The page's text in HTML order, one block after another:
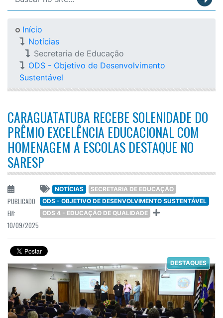
Início
Notícias
Secretaria de Educação
ODS - Objetivo de Desenvolvimento
Sustentável
CARAGUATATUBA RECEBE SOLENIDADE DO
PRÊMIO EXCELÊNCIA EDUCACIONAL COM
HOMENAGEM A ESCOLAS DESTAQUE NO
SARESP
PUBLICADO
EM:
10/09/2025
NOTÍCIAS
SECRETARIA DE EDUCAÇÃO
ODS - OBJETIVO DE DESENVOLVIMENTO SUSTENTÁVEL
ODS 4 - EDUCAÇÃO DE QUALIDADE
DESTAQUES